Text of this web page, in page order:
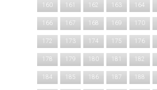
160 161 162 163 164
166 167 168 169 170
172 173 174 175 176
178 179 180 181 182
184 185 186 187 188